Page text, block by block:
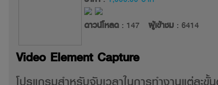
ดาวน์โหลด: 147 ผู้เข้าชม : 6414
Video Element Capture